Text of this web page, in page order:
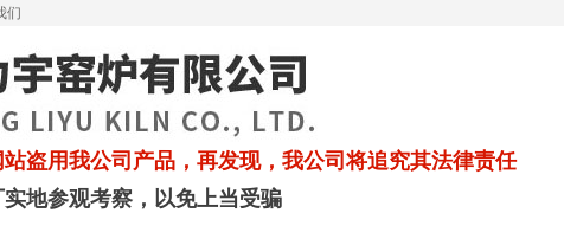
们
盗用我公司产品，再发现，我公司将追究其法律责任
地参观考察，以免上当受骗